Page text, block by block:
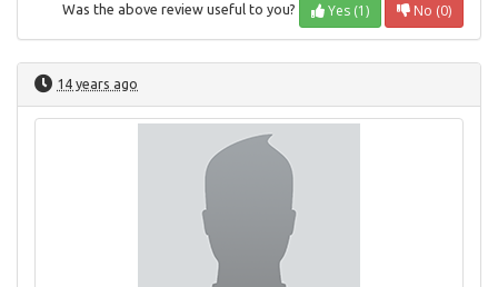
Was the above review useful to you? Yes (1) No (0)
14 years ago